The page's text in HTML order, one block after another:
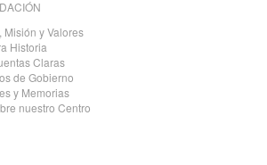
Misión y Valores
Historia
Claras
de Gobierno
y Memorias
nuestro Centro